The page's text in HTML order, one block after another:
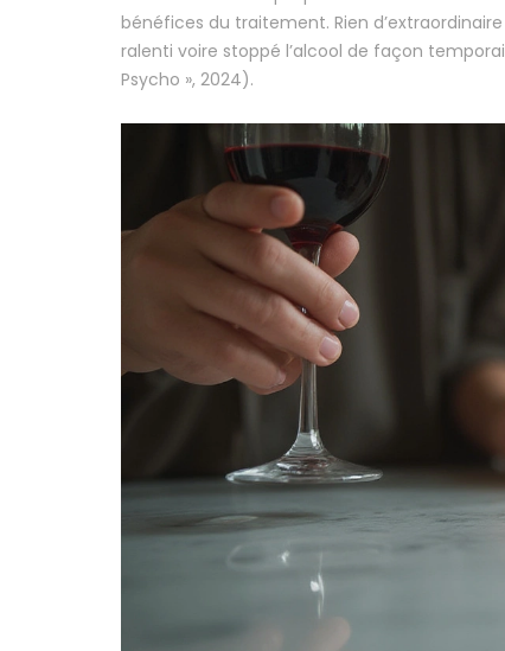
bénéfices du traitement. Rien
ralenti voire stoppé l’alcool de façon
Psycho », 2024).